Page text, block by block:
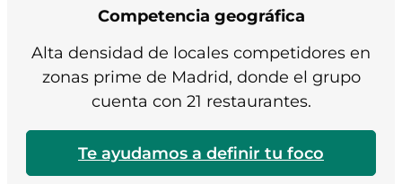
Competencia geográfica
Alta densidad de locales competidores en
zonas prime de Madrid, donde el grupo
cuenta con 21 restaurantes.
Te ayudamos a definir tu foco